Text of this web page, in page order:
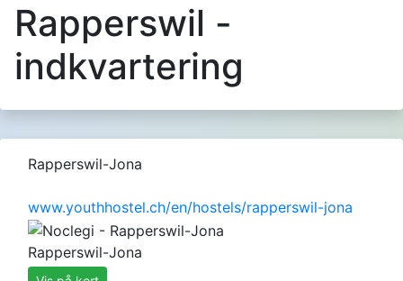
Rapperswil -
indkvartering
Rapperswil-Jona
www.youthhostel.ch/en/hostels/rapperswil-jona
Rapperswil-Jona